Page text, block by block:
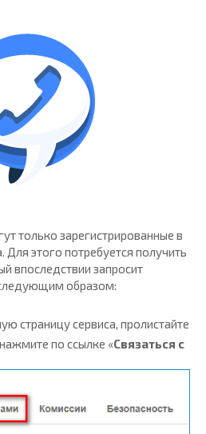
только зарегистрированные в
Для этого потребуется получить
впоследствии запросит
образом:
страницу сервиса, пролистайте
по ссылке «Связаться с